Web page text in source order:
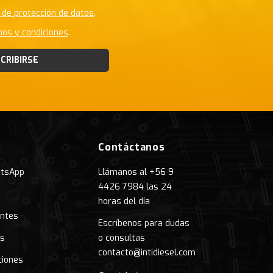
protección de datos.
y condiciones.
Contáctanos
Llámanos al +56 9
4426 7984 las 24
horas del día
Escríbenos para dudas
o consultas
contacto@intidiesel.com